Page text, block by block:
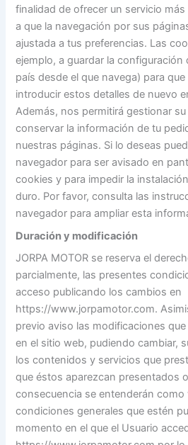
finalidad de ofrecer un servicio
a que la navegación por sus
ajustada a tus preferencias. Las
ejemplo, a guardar la configuración
país desde el que navega) para
introducir estos detalles de nuevo
Además, nos permitirá gestionar
conservar la información de tu
nuestras páginas. Si lo deseas
navegador para ser avisado en
cookies y para impedir la
duro. Por favor, consulta las
navegador para ampliar esta
Duración y modificación
JORPA MOTOR se reserva el
parcialmente, las presentes
acceso publicando los cambios en
https://www.jorpamotor.com.
previo aviso las modificaciones
en el sitio web, pudiendo cambiar,
los contenidos y servicios que
que éstos aparezcan presentados
consecuencia se entenderán como
condiciones generales que estén
momento en el que el Usuario